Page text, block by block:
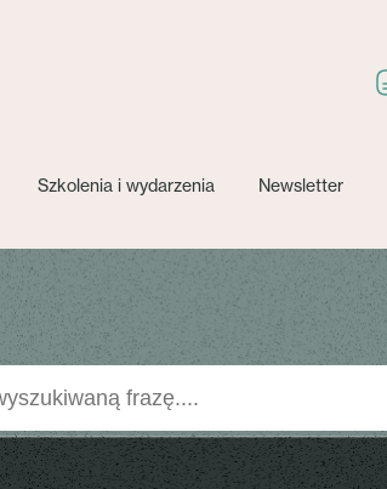
Szkolenia i wydarzenia Newsletter